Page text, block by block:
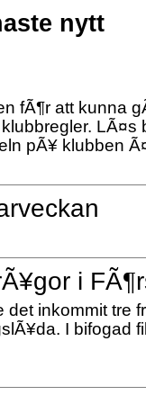
nytt
fÃ¶r att kunna
LÃ¤s
pÃ¥ klubben
i
inkommit tre
I bifogad